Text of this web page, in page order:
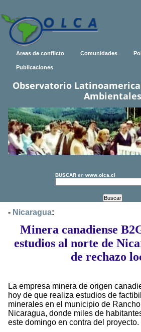
Areas de conflicto Comunidades
Publicaciones
Observatorio
Ambientales
BUSCAR en www.olca.cl
- Nicaragua:
Minera canadiense
estudios al norte de
de rechazo
La empresa minera de origen
hoy de que realiza estudios de
minerales en el municipio de
Nicaragua, donde miles de
este domingo en contra del proyecto.